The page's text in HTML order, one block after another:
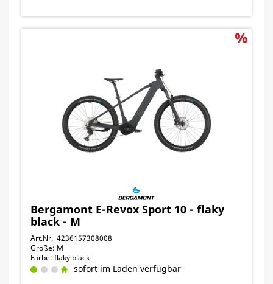
Bergamont E-Revox Sport 10 - flaky
black - M
Art.Nr. 4236157308008
Größe: M
Farbe: flaky black
sofort im Laden verfügbar